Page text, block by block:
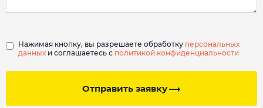
Отправить заявку
Нажимая кнопку, вы разрешаете обработку персональных
данных и соглашаетесь с политикой конфиденциальности